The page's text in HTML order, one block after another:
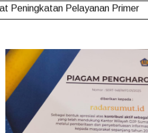
Peningkatan Pelayanan Primer